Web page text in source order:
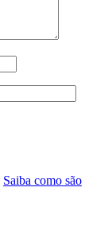
Saiba como são